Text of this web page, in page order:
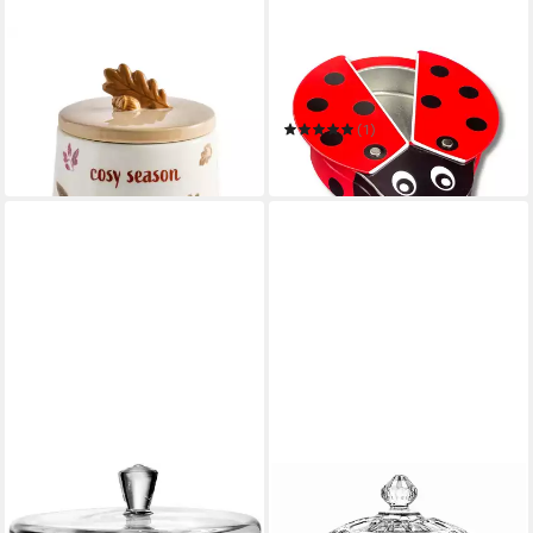
Keksdose Keksdose, Cosy
Season
34,00 €
in 2-3 Werktagen bei dir
Keksdose Marienkäfer mit
Flügeln
(1)
19,95 €
in 2-3 Werktagen bei dir
Vorratsglas TOP
Keksdose Mini-Patisserie auf